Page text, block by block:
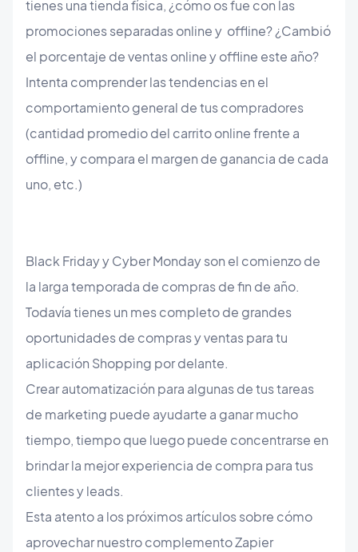
tienes una tienda física, ¿cómo os fue con las
promociones separadas online y offline? ¿Cambió
el porcentaje de ventas online y offline este año?
Intenta comprender las tendencias en el
comportamiento general de tus compradores
(cantidad promedio del carrito online frente a
offline, y compara el margen de ganancia de cada
uno, etc.)
Black Friday y Cyber ​​Monday son el comienzo de
la larga temporada de compras de fin de año.
Todavía tienes un mes completo de grandes
oportunidades de compras y ventas para tu
aplicación Shopping por delante.
Crear automatización para algunas de tus tareas
de marketing puede ayudarte a ganar mucho
tiempo, tiempo que luego puede concentrarse en
brindar la mejor experiencia de compra para tus
clientes y leads.
Esta atento a los próximos artículos sobre cómo
aprovechar nuestro complemento Zapier